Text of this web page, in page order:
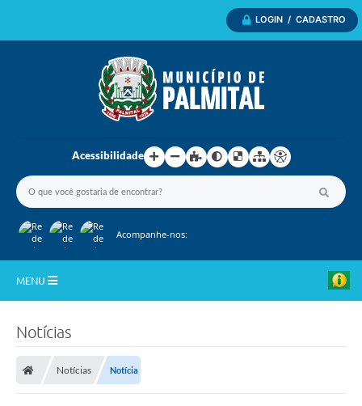
LOGIN / CADASTRO
Acessibilidade
Acompanhe-nos:
MENU
Notícias
Notícias Notícia